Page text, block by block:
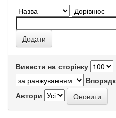
Вивести на сторінку
Автори